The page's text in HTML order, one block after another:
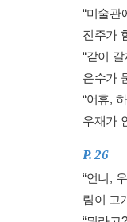
“미술관
진주가
“같이 갈
은수가
“어휴,
우재가
P. 26
“언니,
림이 고